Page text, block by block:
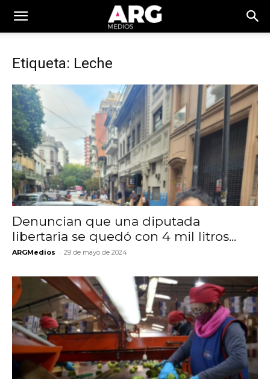
Etiqueta: Leche
Denuncian que una diputada
libertaria se quedó con 4 mil litros...
ARGMedios - 29 de mayo de 2024